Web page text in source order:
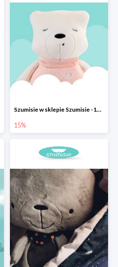
Szumisie w sklepie Szumisie -15%
15%